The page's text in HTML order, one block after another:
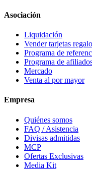
Asociación
Liquidación
Vender tarjetas regalo
Programa de
Programa de
Mercado
Venta al por mayor
Empresa
Quiénes somos
FAQ / Asistencia
Divisas admitidas
MCP
Ofertas Exclusivas
Media Kit